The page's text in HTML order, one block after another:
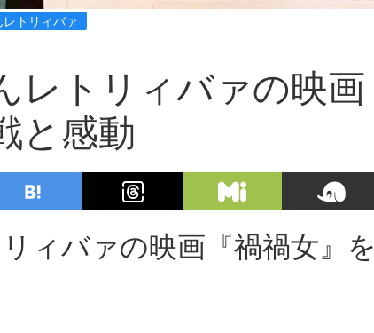
トリィバァ
レトリィバァの映画
と感動
ィバァの映画『禍禍女』を